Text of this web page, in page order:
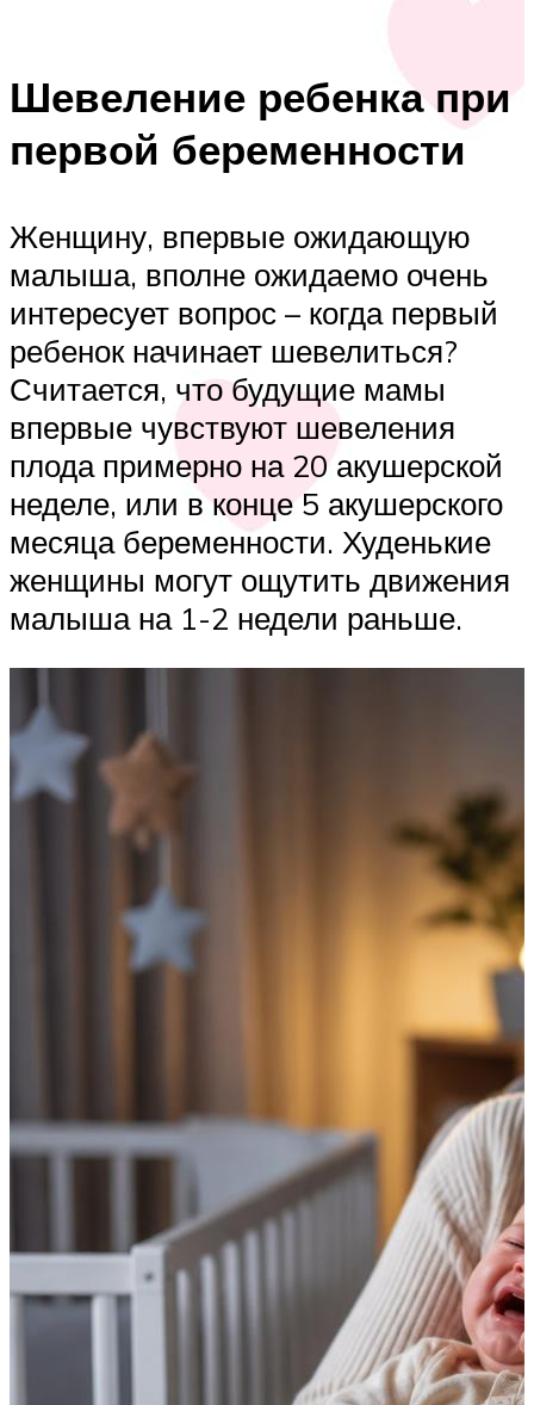
Шевеление ребенка при
первой беременности
Женщину, впервые ожидающую
малыша, вполне ожидаемо очень
интересует вопрос – когда первый
ребенок начинает шевелиться?
Считается, что будущие мамы
впервые чувствуют шевеления
плода примерно на 20 акушерской
неделе, или в конце 5 акушерского
месяца беременности. Худенькие
женщины могут ощутить движения
малыша на 1-2 недели раньше.